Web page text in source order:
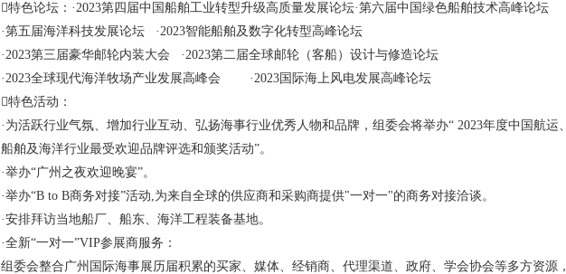
特色论坛：·2023第四届中国船舶工业转型升级高质量发展论坛·第六届中国绿色船舶技术高峰论坛
·第五届海洋科技发展论坛 ·2023智能船舶及数字化转型高峰论坛
·2023第三届豪华邮轮内装大会 ·2023第二届全球邮轮（客船）设计与修造论坛
·2023全球现代海洋牧场产业发展高峰会 ·2023国际海上风电发展高峰论坛
特色活动：
·为活跃行业气氛、增加行业互动、弘扬海事行业优秀人物和品牌，组委会将举办“ 2023年度中国航运、
船舶及海洋行业最受欢迎品牌评选和颁奖活动”。
·举办“广州之夜欢迎晚宴”。
·举办“B to B商务对接”活动,为来自全球的供应商和采购商提供"一对一"的商务对接洽谈。
·安排拜访当地船厂、船东、海洋工程装备基地。
·全新“一对一”VIP参展商服务：
组委会整合广州国际海事展历届积累的买家、媒体、经销商、代理渠道、政府、学会协会等多方资源，